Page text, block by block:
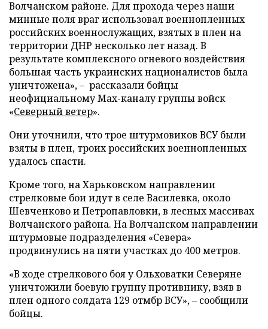
Волчанском районе. Для прохода через наши
минные поля враг использовал военнопленных
российских военнослужащих, взятых в плен на
территории ДНР несколько лет назад. В
результате комплексного огневого воздействия
большая часть украинских националистов была
уничтожена», – рассказали бойцы
неофициальному Max-каналу группы войск
«Северный ветер».
Они уточнили, что трое штурмовиков ВСУ были
взяты в плен, троих российских военнопленных
удалось спасти.
Кроме того, на Харьковском направлении
стрелковые бои идут в селе Василевка, около
Шевченково и Петропавловки, в лесных массивах
Волчанского района. На Волчанском направлении
штурмовые подразделения «Севера»
продвинулись на пяти участках до 400 метров.
«В ходе стрелкового боя у Ольховатки Северяне
уничтожили боевую группу противнику, взяв в
плен одного солдата 129 отмбр ВСУ», – сообщили
бойцы.